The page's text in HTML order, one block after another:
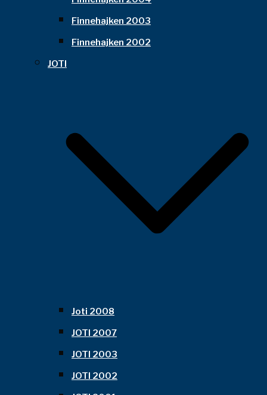
Finnehajken 2003
Finnehajken 2002
JOTI
Joti 2008
JOTI 2007
JOTI 2003
JOTI 2002